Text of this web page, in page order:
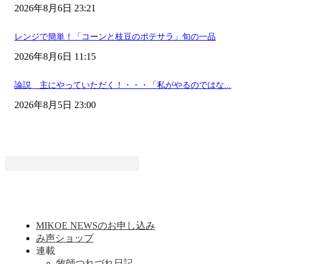
2026年8月6日 23:21
レンジで簡単！「コーンと枝豆のポテサラ」旬の一品
2026年8月6日 11:15
論説 主にやっていただく！・・・「私がやるのではな...
2026年8月5日 23:00
MIKOE NEWSのお申し込み
み声ショップ
連載